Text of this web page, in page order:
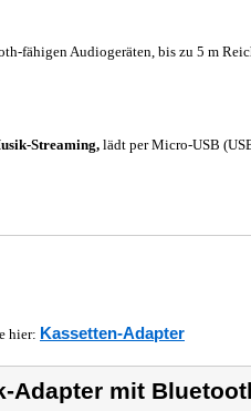
fähigen Audiogeräten, bis zu 5 m
Streaming, lädt per Micro-USB
hier: Kassetten-Adapter
Adapter mit